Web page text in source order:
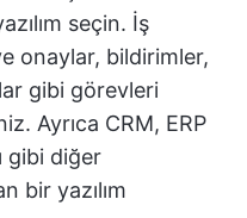
seçin. İş
onaylar, bildirimler,
gibi görevleri
Ayrıca CRM, ERP
gibi diğer
bir yazılım